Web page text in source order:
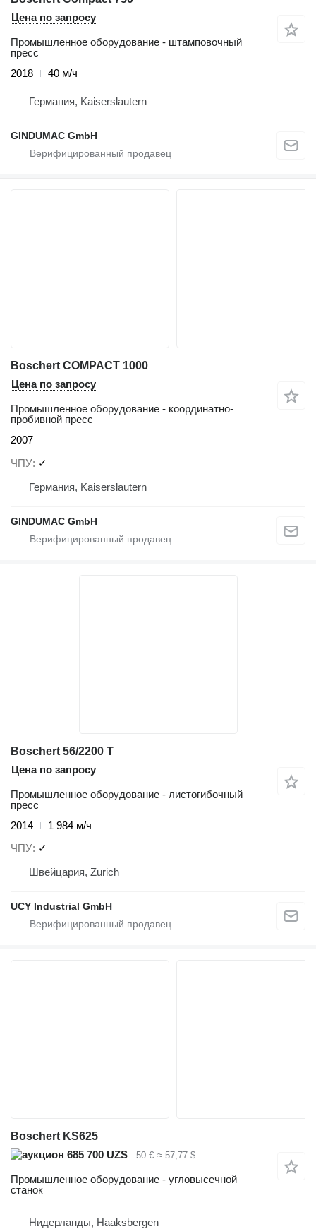
Цена по запросу
Промышленное оборудование - штамповочный
пресс
2018
40 м/ч
Германия, Kaiserslautern
GINDUMAC GmbH
Boschert COMPACT 1000
Цена по запросу
Промышленное оборудование - координатно-
пробивной пресс
2007
ЧПУ ✓
Германия, Kaiserslautern
GINDUMAC GmbH
Boschert 56/2200 T
Цена по запросу
Промышленное оборудование - листогибочный
пресс
2014
1 984 м/ч
ЧПУ ✓
Швейцария, Zurich
UCY Industrial GmbH
Boschert KS625
685 700 UZS
50 € ≈ 57,77 $
Промышленное оборудование - угловысечной
станок
Нидерланды, Haaksbergen